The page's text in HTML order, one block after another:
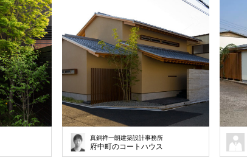
真銅祥一朗建築設計事務所
府中町のコートハウス